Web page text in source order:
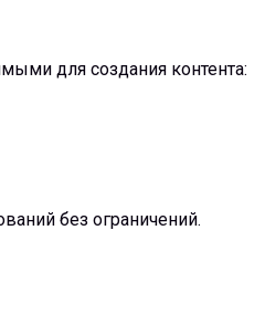
для создания контента:
без ограничений.